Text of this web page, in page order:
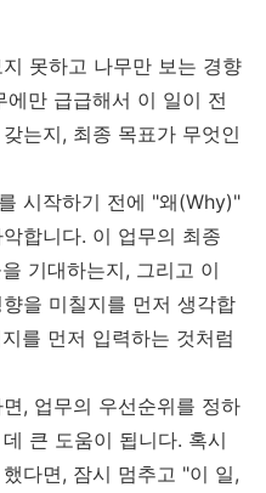
못하고 나무만 보는 경향
만 급급해서 이 일이 전
는지, 최종 목표가 무엇인
시작하기 전에 "왜(Why)"
합니다. 이 업무의 최종
기대하는지, 그리고 이
을 미칠지를 먼저 생각합
를 먼저 입력하는 것처럼
, 업무의 우선순위를 정하
큰 도움이 됩니다. 혹시
다면, 잠시 멈추고 "이 일,